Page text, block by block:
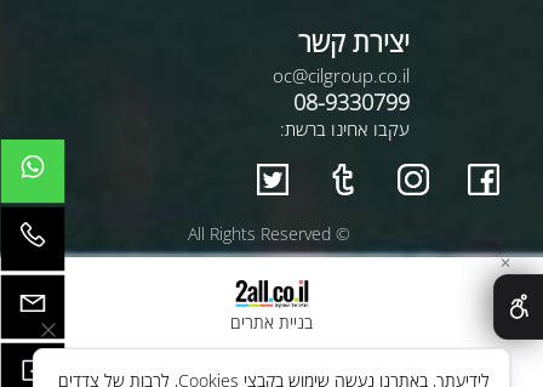
יצירת קשר
oc@cilgroup.co.il
08-9330799
עקבו אחינו ברשת:
© All Rights Reserved
בניית אתרים
✕
לידיעתך, באתרנו נעשה שימוש בקבצי Cookies, לרבות של צדדים